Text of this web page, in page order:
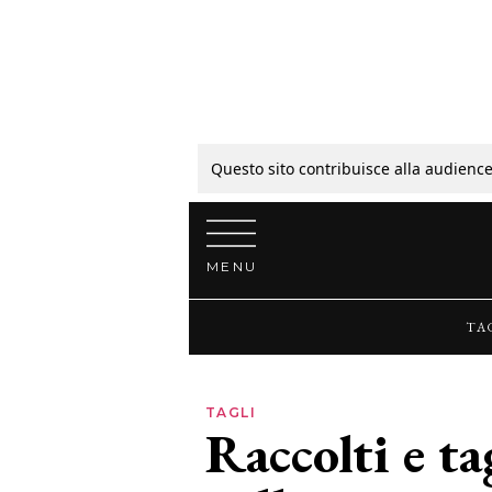
Questo sito contribuisce alla
Vai al contenuto
MENU
TAGLI
Raccolti e